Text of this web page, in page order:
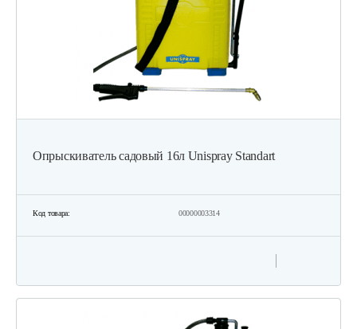
Опрыскиватель садовый 16л Unispray Standart
Код товара: 00000003314